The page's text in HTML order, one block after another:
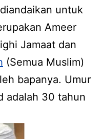
untuk
Ameer
Jamaat dan
(Semua Muslim)
bapanya. Umur
adalah 30 tahun